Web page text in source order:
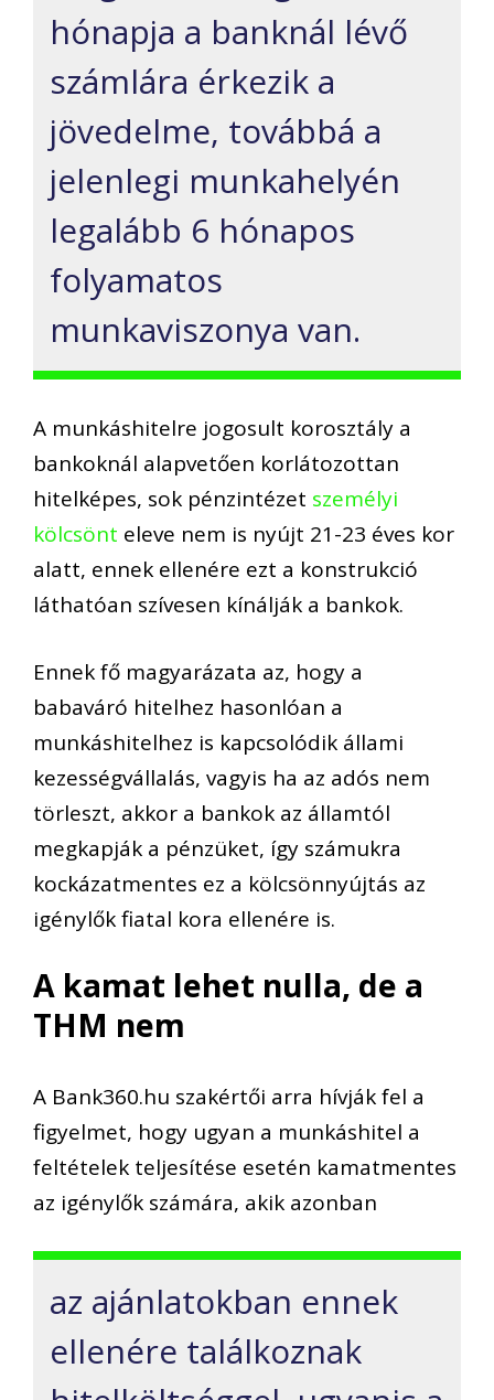
hónapja a banknál lévő
számlára érkezik a
jövedelme, továbbá a
jelenlegi munkahelyén
legalább 6 hónapos
folyamatos
munkaviszonya van.
A munkáshitelre jogosult korosztály a
bankoknál alapvetően korlátozottan
hitelképes, sok pénzintézet személyi
kölcsönt eleve nem is nyújt 21-23 éves kor
alatt, ennek ellenére ezt a konstrukció
láthatóan szívesen kínálják a bankok.
Ennek fő magyarázata az, hogy a
babaváró hitelhez hasonlóan a
munkáshitelhez is kapcsolódik állami
kezességvállalás, vagyis ha az adós nem
törleszt, akkor a bankok az államtól
megkapják a pénzüket, így számukra
kockázatmentes ez a kölcsönnyújtás az
igénylők fiatal kora ellenére is.
A kamat lehet nulla, de a
THM nem
A Bank360.hu szakértői arra hívják fel a
figyelmet, hogy ugyan a munkáshitel a
feltételek teljesítése esetén kamatmentes
az igénylők számára, akik azonban
az ajánlatokban ennek
ellenére találkoznak